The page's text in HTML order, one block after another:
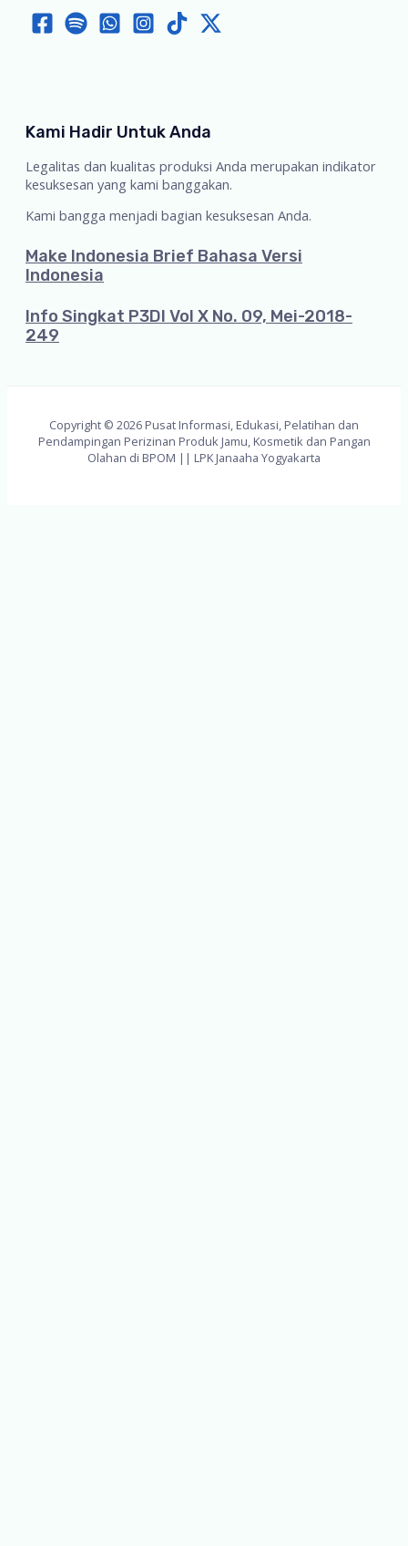
Kami Hadir Untuk Anda
Legalitas dan kualitas produksi Anda merupakan indikator
kesuksesan yang kami banggakan.
Kami bangga menjadi bagian kesuksesan Anda.
Make Indonesia Brief Bahasa Versi
Indonesia
Info Singkat P3DI Vol X No. 09, Mei-2018-
249
Copyright © 2026 Pusat Informasi, Edukasi, Pelatihan dan
Pendampingan Perizinan Produk Jamu, Kosmetik dan Pangan
Olahan di BPOM || LPK Janaaha Yogyakarta